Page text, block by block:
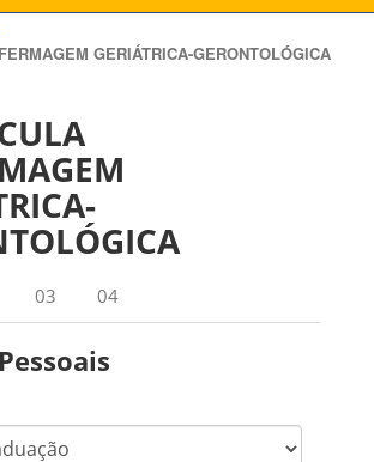
GERIÁTRICA-GERONTOLÓGICA
03 04